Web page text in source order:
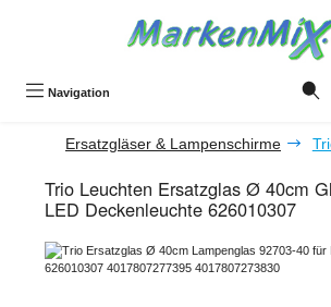
Navigation
Ersatzgläser & Lampenschirme
Trio Leuchten Ersatzglas Ø 40cm
LED Deckenleuchte 626010307
Bildergalerie überspringen